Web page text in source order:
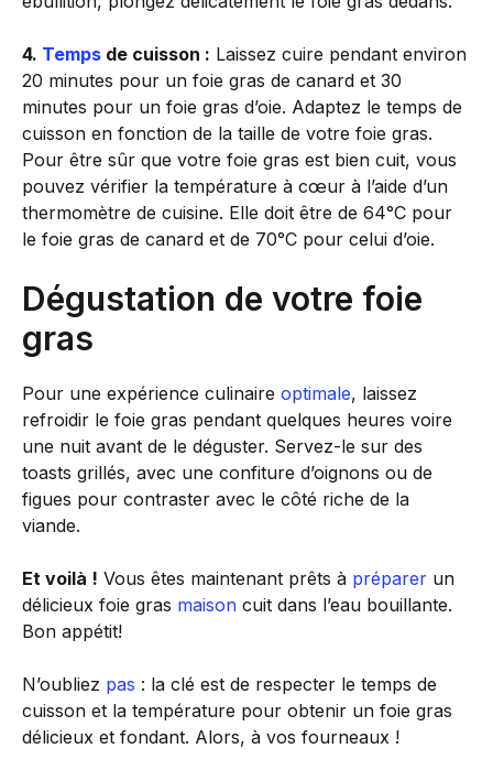
4. Temps de cuisson : Laissez cuire pendant environ
20 minutes pour un foie gras de canard et 30
minutes pour un foie gras d’oie. Adaptez le temps de
cuisson en fonction de la taille de votre foie gras.
Pour être sûr que votre foie gras est bien cuit, vous
pouvez vérifier la température à cœur à l’aide d’un
thermomètre de cuisine. Elle doit être de 64°C pour
le foie gras de canard et de 70°C pour celui d’oie.
Dégustation de votre foie
gras
Pour une expérience culinaire optimale, laissez
refroidir le foie gras pendant quelques heures voire
une nuit avant de le déguster. Servez-le sur des
toasts grillés, avec une confiture d’oignons ou de
figues pour contraster avec le côté riche de la
viande.
Et voilà ! Vous êtes maintenant prêts à préparer un
délicieux foie gras maison cuit dans l’eau bouillante.
Bon appétit!
N’oubliez pas : la clé est de respecter le temps de
cuisson et la température pour obtenir un foie gras
délicieux et fondant. Alors, à vos fourneaux !